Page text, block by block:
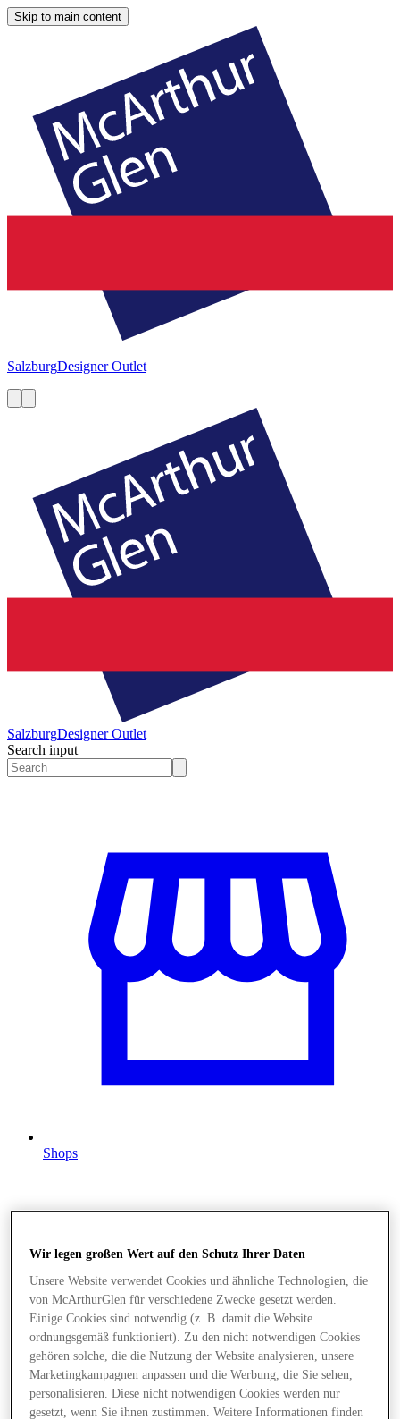
Skip to main content
SalzburgDesigner Outlet
SalzburgDesigner Outlet
Search input
Shops
Wir legen großen Wert auf den Schutz Ihrer Daten
Unsere Website verwendet Cookies und ähnliche Technologien, die
von McArthurGlen für verschiedene Zwecke gesetzt werden.
Einige Cookies sind notwendig (z. B. damit die Website
ordnungsgemäß funktioniert). Zu den nicht notwendigen Cookies
gehören solche, die die Nutzung der Website analysieren, unsere
Marketingkampagnen anpassen und die Werbung, die Sie sehen,
personalisieren. Diese nicht notwendigen Cookies werden nur
gesetzt, wenn Sie ihnen zustimmen. Weitere Informationen finden